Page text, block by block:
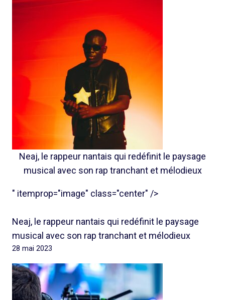
Neaj, le rappeur nantais qui redéfinit le paysage
musical avec son rap tranchant et mélodieux
" itemprop="image" class="center" />
Neaj, le rappeur nantais qui redéfinit le paysage
musical avec son rap tranchant et mélodieux
28 mai 2023